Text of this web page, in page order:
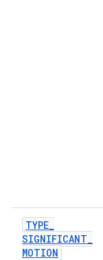
TYPE_
SIGNIFICANT_
MOTION